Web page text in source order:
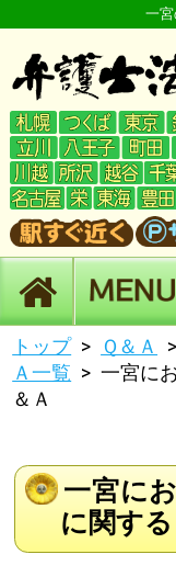
一
トップ Ｑ＆Ａ
Ａ一覧
一宮に
＆Ａ
一宮に
に関する